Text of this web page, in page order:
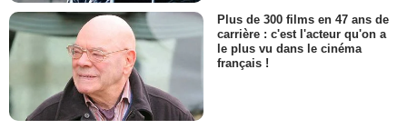
Plus de 300 films en 47 ans de
carrière : c'est l'acteur qu'on a
le plus vu dans le cinéma
français !